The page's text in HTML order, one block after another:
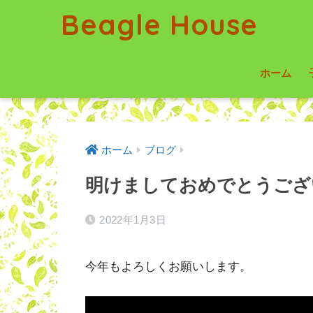
Beagle House
ホーム
ホーム ブログ
明けましておめでとうご
2022年1月3日
今年もよろしくお願いします。